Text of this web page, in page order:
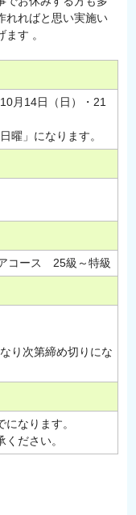
れればと思い実施い
す 。
月14日（日）・21
曜」になります。
ース 25級～特級
り次第締め切りにな
なります。
ださい。